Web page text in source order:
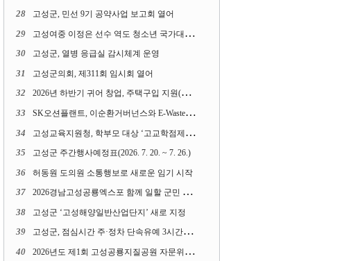
28 고성군, 민선 9기 공약사업 보고회 열어
29 고성여중 이정은 선수 역도 청소년 국가대표에 뽑혀
30 고성군, 열병 응급실 감시체계 운영
31 고성군의회, 제311회 임시회 열어
32 2026년 하반기 귀어 창업, 주택구입 지원(융자) 사업대상자 모집
33 SK오션플랜트, 이순환거버넌스와 E-Waste Zero 업무협약
34 고성교육지원청, 학부모 대상 ‘고교학점제와 대입제도 설명회’ 열어
35 고성군 주간행사예정표(2026. 7. 20. ~ 7. 26.)
36 허동원 도의원 소통행보로 새로운 임기 시작
37 2026경남고성공룡엑스포 함께 일할 군민 모집
38 고성군 ‘고성해양일반산업단지’ 새로 지정
39 고성군, 점심시간 주·정차 단속유예 3시간으로 확대
40 2026년도 제1회 고성공룡지질공원 자문위원회 열어